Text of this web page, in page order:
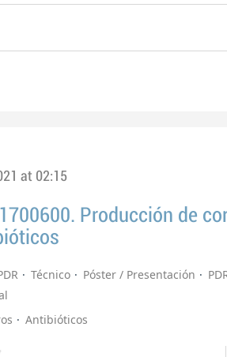
at 02:15
Producción de
Técnico Póster / Presentación
Antibióticos